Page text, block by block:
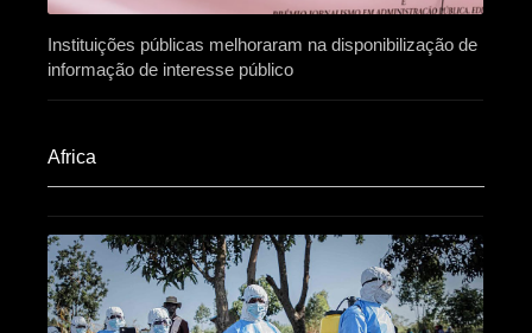
Instituições públicas melhoraram na disponibilização de
informação de interesse público
Africa​